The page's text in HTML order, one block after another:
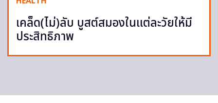
เคล็ด(ไม่)ลับ บูสต์สมองในแต่ละวัยให้มี
ประสิทธิภาพ